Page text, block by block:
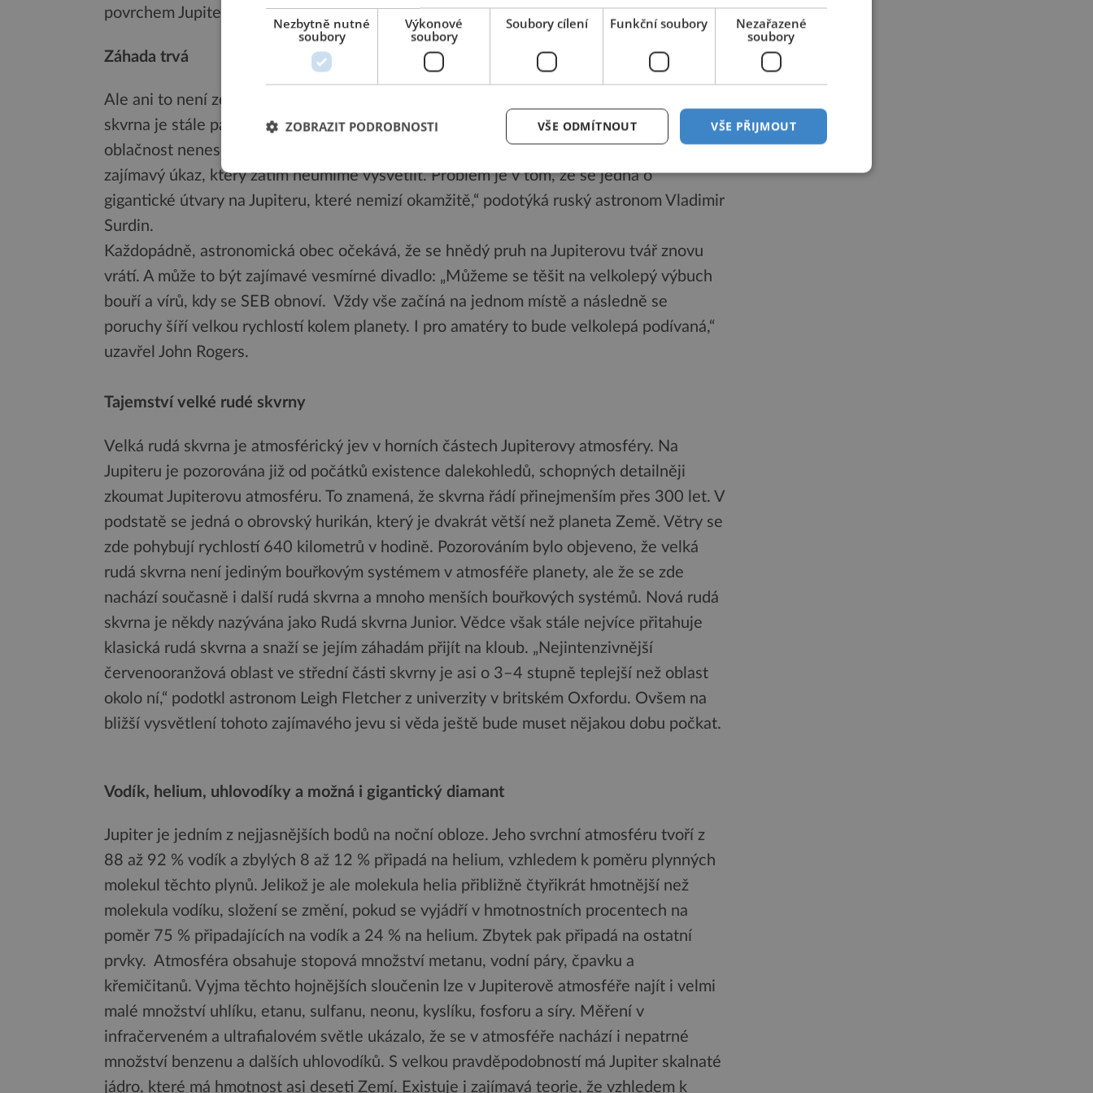
povrchem Jupiteru, to pro vědce zůstává i nadále tajemstvím.
Záhada trvá
Ale ani to není zcela uspokojivé vysvětlení. Zatímco hnědý pruh zmizel, velká rudá
skvrna je stále patrná. To by znamenalo, že vinu za zmizení Jupiterovy ozdoby vysoká
oblačnost nenese. Zkrátka záhada nad záhadu. „To, co se děje na Jupiteru, je velmi
zajímavý úkaz, který zatím neumíme vysvětlit. Problém je v tom, že se jedná o
gigantické útvary na Jupiteru, které nemizí okamžitě,“ podotýká ruský astronom Vladimir
Surdin.
Každopádně, astronomická obec očekává, že se hnědý pruh na Jupiterovu tvář znovu
vrátí. A může to být zajímavé vesmírné divadlo: „Můžeme se těšit na velkolepý výbuch
bouří a vírů, kdy se SEB obnoví. Vždy vše začíná na jednom místě a následně se
poruchy šíří velkou rychlostí kolem planety. I pro amatéry to bude velkolepá podívaná,“
uzavřel John Rogers.
Tajemství velké rudé skvrny
Velká rudá skvrna je atmosférický jev v horních částech Jupiterovy atmosféry. Na
Jupiteru je pozorována již od počátků existence dalekohledů, schopných detailněji
zkoumat Jupiterovu atmosféru. To znamená, že skvrna řádí přinejmenším přes 300 let. V
podstatě se jedná o obrovský hurikán, který je dvakrát větší než planeta Země. Větry se
zde pohybují rychlostí 640 kilometrů v hodině. Pozorováním bylo objeveno, že velká
rudá skvrna není jediným bouřkovým systémem v atmosféře planety, ale že se zde
nachází současně i další rudá skvrna a mnoho menších bouřkových systémů. Nová rudá
skvrna je někdy nazývána jako Rudá skvrna Junior. Vědce však stále nejvíce přitahuje
klasická rudá skvrna a snaží se jejím záhadám přijít na kloub. „Nejintenzivnější
červenooranžová oblast ve střední části skvrny je asi o 3–4 stupně teplejší než oblast
okolo ní,“ podotkl astronom Leigh Fletcher z univerzity v britském Oxfordu. Ovšem na
bližší vysvětlení tohoto zajímavého jevu si věda ještě bude muset nějakou dobu počkat.
Vodík, helium, uhlovodíky a možná i gigantický diamant
Jupiter je jedním z nejjasnějších bodů na noční obloze. Jeho svrchní atmosféru tvoří z
88 až 92 % vodík a zbylých 8 až 12 % připadá na helium, vzhledem k poměru plynných
molekul těchto plynů. Jelikož je ale molekula helia přibližně čtyřikrát hmotnější než
molekula vodíku, složení se změní, pokud se vyjádří v hmotnostních procentech na
poměr 75 % připadajících na vodík a 24 % na helium. Zbytek pak připadá na ostatní
prvky. Atmosféra obsahuje stopová množství metanu, vodní páry, čpavku a
křemičitanů. Vyjma těchto hojnějších sloučenin lze v Jupiterově atmosféře najít i velmi
malé množství uhlíku, etanu, sulfanu, neonu, kyslíku, fosforu a síry. Měření v
infračerveném a ultrafialovém světle ukázalo, že se v atmosféře nachází i nepatrné
množství benzenu a dalších uhlovodíků. S velkou pravděpodobností má Jupiter skalnaté
jádro, které má hmotnost asi deseti Zemí. Existuje i zajímavá teorie, že vzhledem k
Nezbytně nutné
soubory
Výkonové
soubory
Soubory cílení Funkční soubory
Nezařazené
soubory
VŠE PŘIJMOUT
VŠE ODMÍTNOUT
ZOBRAZIT PODROBNOSTI